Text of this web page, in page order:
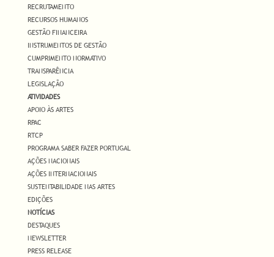
RECRUTAMENTO
RECURSOS HUMANOS
GESTÃO FINANCEIRA
INSTRUMENTOS DE GESTÃO
CUMPRIMENTO NORMATIVO
TRANSPARÊNCIA
LEGISLAÇÃO
ATIVIDADES
APOIO ÀS ARTES
RPAC
RTCP
PROGRAMA SABER FAZER PORTUGAL
AÇÕES NACIONAIS
AÇÕES INTERNACIONAIS
SUSTENTABILIDADE NAS ARTES
EDIÇÕES
NOTÍCIAS
DESTAQUES
NEWSLETTER
PRESS RELEASE